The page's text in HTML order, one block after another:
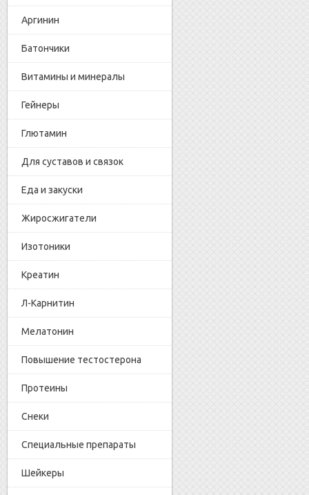
Аргинин
Батончики
Витамины и минералы
Гейнеры
Глютамин
Для суставов и связок
Еда и закуски
Жиросжигатели
Изотоники
Креатин
Л-Карнитин
Мелатонин
Повышение тестостерона
Протеины
Снеки
Специальные препараты
Шейкеры